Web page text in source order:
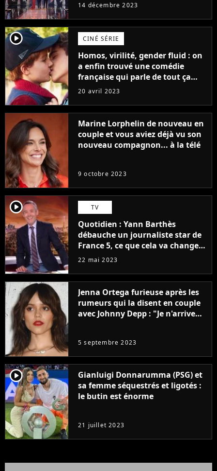
14 décembre 2023
player2 CINÉ SÉRIE
Homos, virilité, gender fluid : on
a enfin trouvé une comédie
française qui parle de tout ça
sans être super ringarde
20 avril 2023
Marine Lorphelin de nouveau en
couple et vous aviez déjà vu son
nouveau compagnon... à la télé
9 octobre 2023
player2 TV
Quotidien : Yann Barthès
débauche un journaliste star de
France 5, ce que cela va changer
à la rentrée
22 mai 2023
Jenna Ortega furieuse après les
rumeurs qui la disent en couple
avec Johnny Depp : "Je n'arrive
5 septembre 2023
player2
Gianluigi Donnarumma (PSG) et
sa femme séquestrés et ligotés :
le butin est énorme
21 juillet 2023